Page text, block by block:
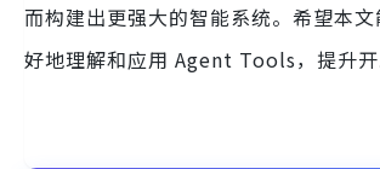
而构建出更强大的智能系统。希望本
好地理解和应用 Agent Tools，提升开